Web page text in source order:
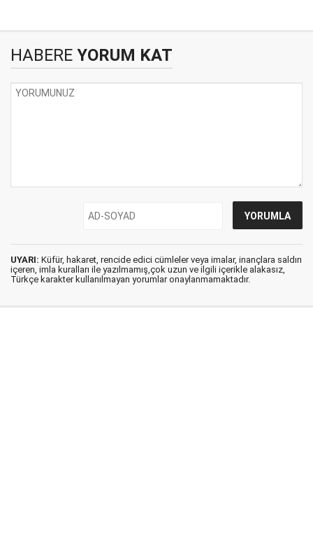
HABERE YORUM KAT
UYARI: Küfür, hakaret, rencide edici cümleler veya imalar, inançlara saldırı
içeren, imla kuralları ile yazılmamış,çok uzun ve ilgili içerikle alakasız,
Türkçe karakter kullanılmayan yorumlar onaylanmamaktadır.